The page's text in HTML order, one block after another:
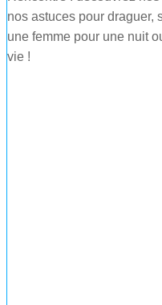
nos astuces pour draguer,
une femme pour une nuit
vie !